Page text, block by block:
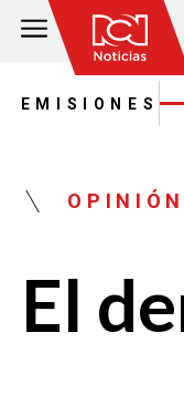
EMISIONES
OPINIÓN
El